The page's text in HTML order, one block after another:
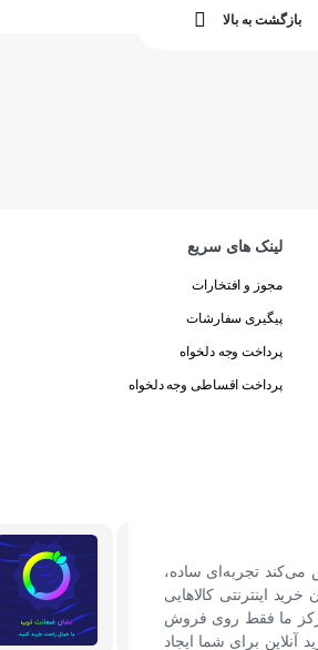
بازگشت به بالا
لینک های سریع
مجوز و افتخارات
پیگیری سفارشات
پرداخت وجه دلخواه
پرداخت اقساطی وجه دلخواه
می‌کند تجربه‌ای ساده،
اینترنتی کالاهایی
ما فقط روی فروش
برای شما ایجاد